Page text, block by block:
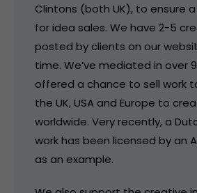
Clintons (both UK), to ensure
for idea sales. We have 2-5
posted by clients on our
time. We’ve mediated in over
offered a chance to sell work
the UK, USA and Europe to
worldwide. Very recently, a
work has been licensed by an
as an example.